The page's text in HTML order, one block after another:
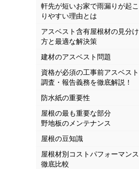
軒先が短いお家で雨漏りが起こ
りやすい理由とは
アスベスト含有屋根材の見分け
方と最適な解決策
建材のアスベスト問題
資格が必須の工事前アスベスト
調査・報告義務を徹底解説！
防水紙の重要性
屋根の最も重要な部分
野地板のメンテナンス
屋根の豆知識
屋根材別コストパフォーマンス
徹底比較